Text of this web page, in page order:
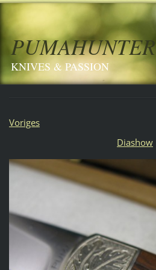
PUMAHUNTER
KNIVES & PASSION
Voriges
Diashow